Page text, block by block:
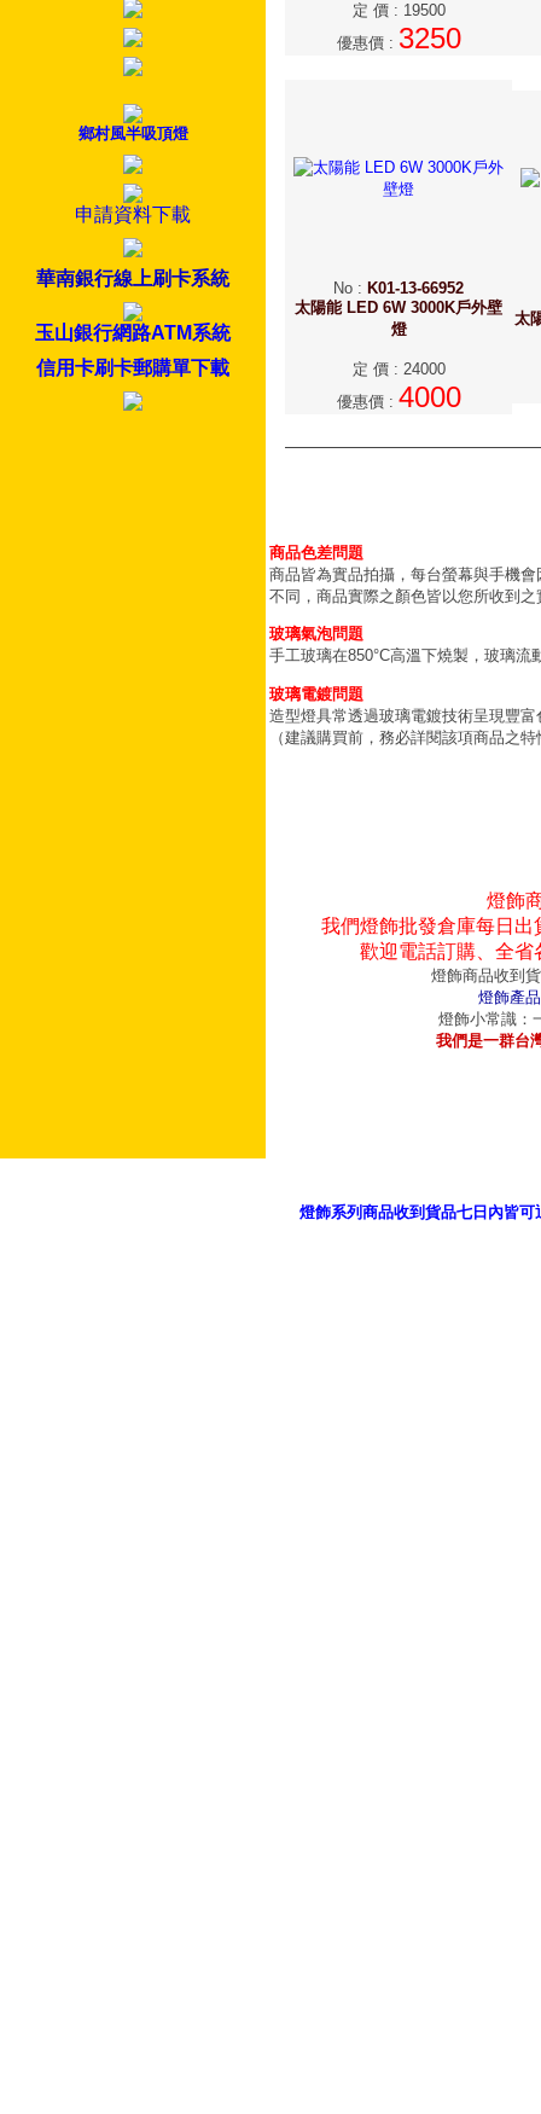
鄉村風半吸頂燈
申請資料下載
華南銀行線上刷卡系統
玉山銀行網路ATM系統
信用卡刷卡郵購單下載
定 價: 19500
優惠價: 3250
No : K01-13-66952
太陽能 LED 6W 3000K戶外壁
燈
定 價: 24000
優惠價: 4000
太
商品色差問題
商品皆為實品拍攝，每台螢幕與手機
不同，商品實際之顏色皆以您所收到之
玻璃氣泡問題
手工玻璃在850°C高溫下燒製，玻璃
玻璃電鍍問題
造型燈具常透過玻璃電鍍技術呈現豐
（建議購買前，務必詳閱該項商品之
燈飾
我們燈飾批發倉庫每日
歡迎電話訂購、全
燈飾商品收到
燈飾產
燈飾小常識：
我們是一群台
燈飾系列商品收到貨品七日內皆